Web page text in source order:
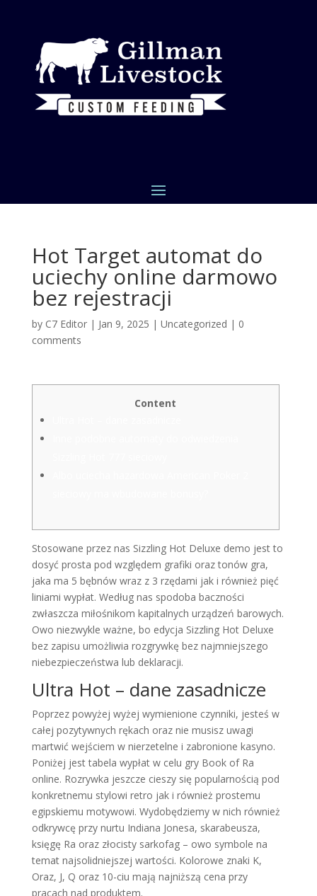
Hot Target automat do
uciechy online darmowo
bez rejestracji
by C7 Editor| Jan 9, 2025 | Uncategorized | 0
comments
Content
Stosowane przez nas Sizzling Hot Deluxe demo jest to
dosyć prosta pod względem grafiki oraz tonów gra,
jaka ma 5 bębnów wraz z 3 rzędami jak i również pięć
liniami wypłat. Według nas spodoba baczności
zwłaszcza miłośnikom kapitalnych urządzeń barowych.
Owo niezwykle ważne, bo edycja Sizzling Hot Deluxe
bez zapisu umożliwia rozgrywkę bez najmniejszego
niebezpieczeństwa lub deklaracji.
Ultra Hot – dane zasadnicze
Poprzez powyżej wyżej wymienione czynniki, jesteś w
całej pozytywnych rękach oraz nie musisz uwagi
martwić wejściem w nierzetelne i zabronione kasyno.
Poniżej jest tabela wypłat w celu gry Book of Ra
online. Rozrywka jeszcze cieszy się popularnością pod
konkretnemu stylowi retro jak i również prostemu
egipskiemu motywowi. Wydobędziemy w nich również
odkrywcę przy nurtu Indiana Jonesa, skarabeusza,
księgę Ra oraz złocisty sarkofag – owo symbole na
temat najsolidniejszej wartości. Kolorowe znaki K,
Oraz, J, Q oraz 10-ciu mają najniższą cena przy
pracach nad produktem.